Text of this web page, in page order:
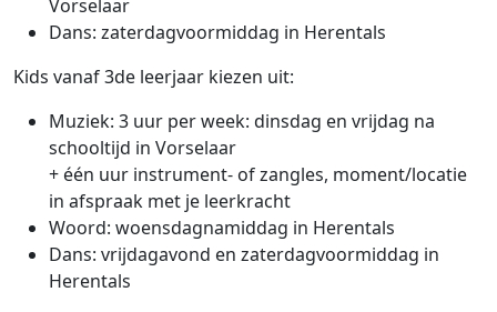
Vorselaar
Dans: zaterdagvoormiddag in Herentals
Kids vanaf 3de leerjaar kiezen uit:
Muziek: 3 uur per week: dinsdag en vrijdag na
schooltijd in Vorselaar
+ één uur instrument- of zangles, moment/locatie
in afspraak met je leerkracht
Woord: woensdagnamiddag in Herentals
Dans: vrijdagavond en zaterdagvoormiddag in
Herentals